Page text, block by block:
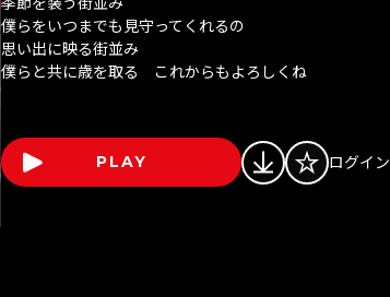
僕らをいつまでも見守ってくれるの
思い出に映る街並み
僕らと共に歳を取る これからもよろしくね
PLAY ログイン